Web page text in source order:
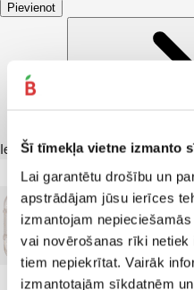
Šī tīmekļa vietne izmanto
Lai garantētu drošību un
apstrādājam jūsu ierīces
izmantojam
vai novērošanas rīki
tiem nepiekrītat. Vairāk
izmantotajām sīkdatnēm
Pievienot
Iesakām ar